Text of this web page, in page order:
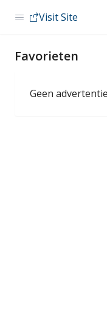
Visit Site
Favorieten
Geen